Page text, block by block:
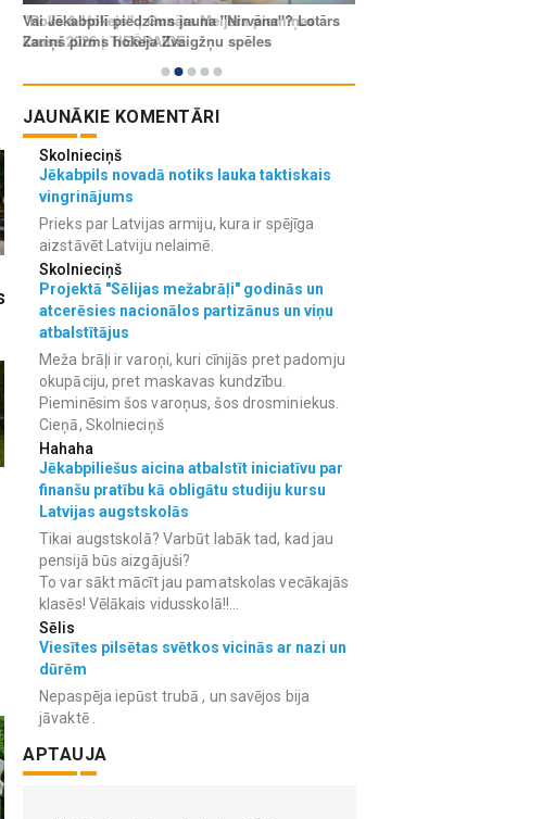
JAUNĀKIE KOMENTĀRI
Skolnieciņš
Jēkabpils novadā notiks lauka taktiskais
vingrinājums
Prieks par Latvijas armiju, kura ir spējīga
aizstāvēt Latviju nelaimē.
Skolnieciņš
Projektā "Sēlijas mežabrāļi" godinās un
atcerēsies nacionālos partizānus un viņu
atbalstītājus
Meža brāļi ir varoņi, kuri cīnijās pret padomju
okupāciju, pret maskavas kundzību.
Pieminēsim šos varoņus, šos drosminiekus.
Cieņā, Skolnieciņš
Hahaha
Jēkabpiliešus aicina atbalstīt iniciatīvu par
finanšu pratību kā obligātu studiju kursu
Latvijas augstskolās
Tikai augstskolā? Varbūt labāk tad, kad jau
pensijā būs aizgājuši?
To var sākt mācīt jau pamatskolas vecākajās
klasēs! Vēlākais vidusskolā!!...
Sēlis
Viesītes pilsētas svētkos vicinās ar nazi un
dūrēm
Nepaspēja iepūst trubā , un savējos bija
jāvaktē .
APTAUJA